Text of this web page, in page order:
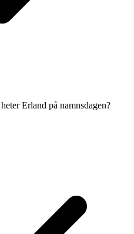
Erland på namnsdagen?